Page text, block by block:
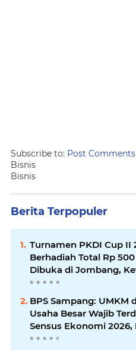
Subscribe to: Post
Bisnis
Bisnis
Berita Terpopuler
Turnamen PKDI Cup II
Berhadiah Total Rp
Dibuka di Jombang,
Jatim Syaifullah Mahdi:
Komunikasi Antar-
Memajukan Desa
BPS Sampang: UMKM
Usaha Besar Wajib
Sensus Ekonomi 2026,
Kebijakan Tepat Sasaran